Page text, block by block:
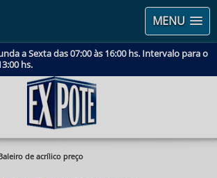
MENU
a Sexta das 07:00 às 16:00 hs. Intervalo para o
hs.
de acrílico preço